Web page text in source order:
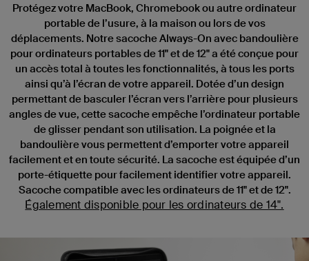
Protégez votre MacBook, Chromebook ou autre ordinateur
portable de l’usure, à la maison ou lors de vos
déplacements. Notre sacoche Always-On avec bandoulière
pour ordinateurs portables de 11" et de 12" a été conçue pour
un accès total à toutes les fonctionnalités, à tous les ports
ainsi qu’à l’écran de votre appareil. Dotée d’un design
permettant de basculer l’écran vers l’arrière pour plusieurs
angles de vue, cette sacoche empêche l’ordinateur portable
de glisser pendant son utilisation. La poignée et la
bandoulière vous permettent d’emporter votre appareil
facilement et en toute sécurité. La sacoche est équipée d’un
porte-étiquette pour facilement identifier votre appareil.
Sacoche compatible avec les ordinateurs de 11" et de 12".
Également disponible pour les ordinateurs de 14".